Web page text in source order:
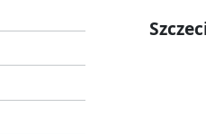
i uprawnienia